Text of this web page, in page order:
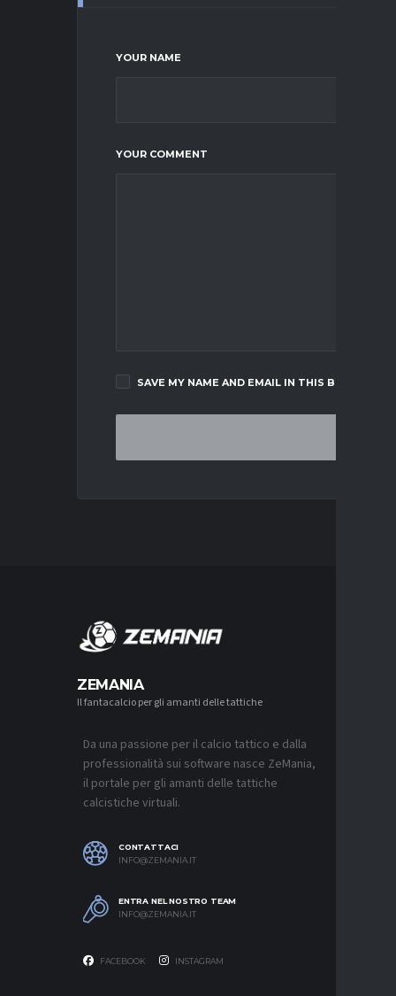
YOUR NAME
YOUR COMMENT
SAVE MY NAME AND EMAIL IN THIS BROWSER
ZEMANIA
Il fantacalcio per gli amanti delle tattiche
Da una passione per il calcio tattico e dalla
professionalità sui software nasce ZeMania,
il portale per gli amanti delle tattiche
calcistiche virtuali.
CONTATTACI
INFO@ZEMANIA.IT
ENTRA NEL NOSTRO TEAM
INFO@ZEMANIA.IT
FACEBOOK INSTAGRAM